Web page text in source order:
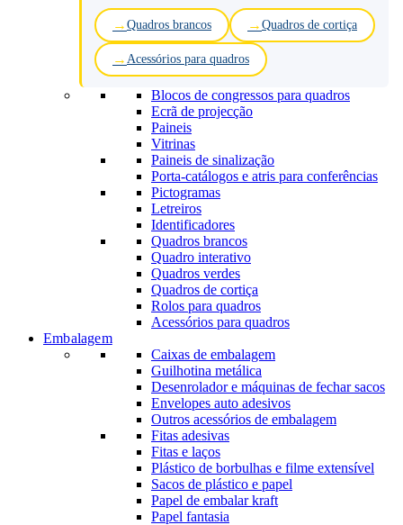
Quadros brancos Quadros de cortiça
Acessórios para quadros
Blocos de congressos para quadros
Ecrã de projecção
Paineis
Vitrinas
Paineis de sinalização
Porta-catálogos e atris para conferências
Pictogramas
Letreiros
Identificadores
Quadros brancos
Quadro interativo
Quadros verdes
Quadros de cortiça
Rolos para quadros
Acessórios para quadros
Embalagem
Caixas de embalagem
Guilhotina metálica
Desenrolador e máquinas de fechar sacos
Envelopes auto adesivos
Outros acessórios de embalagem
Fitas adesivas
Fitas e laços
Plástico de borbulhas e filme extensível
Sacos de plástico e papel
Papel de embalar kraft
Papel fantasia